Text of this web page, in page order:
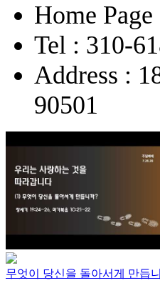
Home
Tel : 310-
Address :
90501
무엇이 당신을 돌아서게 만듭